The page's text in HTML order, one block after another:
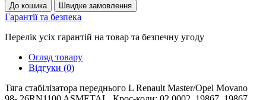
До кошика
Швидке замовлення
Гарантії та безпека
Перелік усіх гарантій на товар та безпечну угоду
Огляд товару
Відгуки (0)
Тяга стабілізатора переднього L Renault Master/Opel Movano